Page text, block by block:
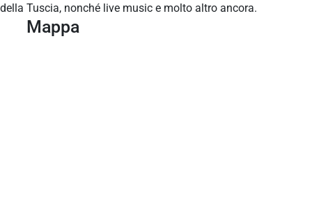
della Tuscia, nonché live music e molto altro ancora.
Mappa